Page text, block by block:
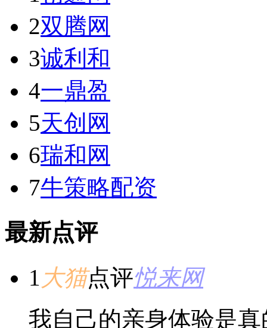
2双腾网
3诚利和
4一鼎盈
5天创网
6瑞和网
7牛策略配资
最新点评
1 大猫点评悦来网
我自己的亲身体验是